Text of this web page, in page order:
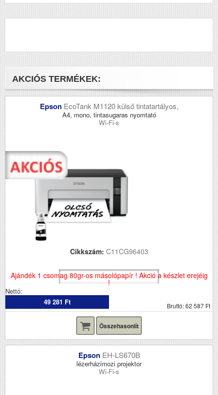
AKCIÓS TERMÉKEK:
Epson EcoTank M1120 külső tintatartályos,
A4, mono, tintasugaras nyomtató
Wi-Fi-s
Cikkszám: C11CG96403
Ajándék 1 csomag 80gr-os másolópapír ! Akció a készlet erejéig
!
Nettó:
49 281 Ft
Bruttó: 62 587 Ft
Összehasonlít
Epson EH-LS670B
lézerházimozi projektor
Wi-Fi-s